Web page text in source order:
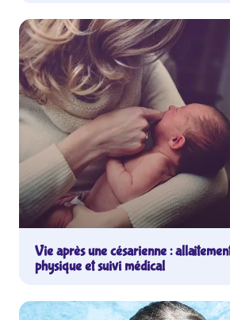
Vie après une césarienne :
physique et suivi médical